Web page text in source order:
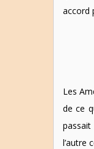
accord
Les
de ce
l’autre